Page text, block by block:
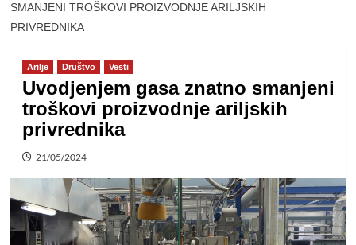
SMANJENI TROŠKOVI PROIZVODNJE ARILJSKIH
PRIVREDNIKA
Arilje Društvo Vesti
Uvodjenjem gasa znatno smanjeni
troškovi proizvodnje ariljskih
privrednika
21/05/2024